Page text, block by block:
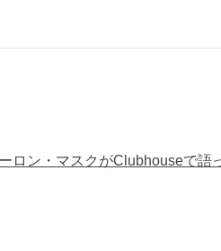
ロン・マスクがClubhouseで語